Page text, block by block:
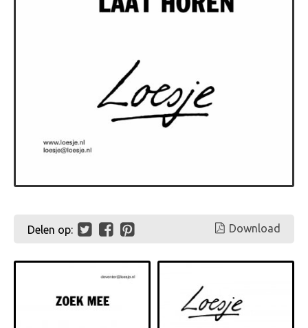
Delen op: Download